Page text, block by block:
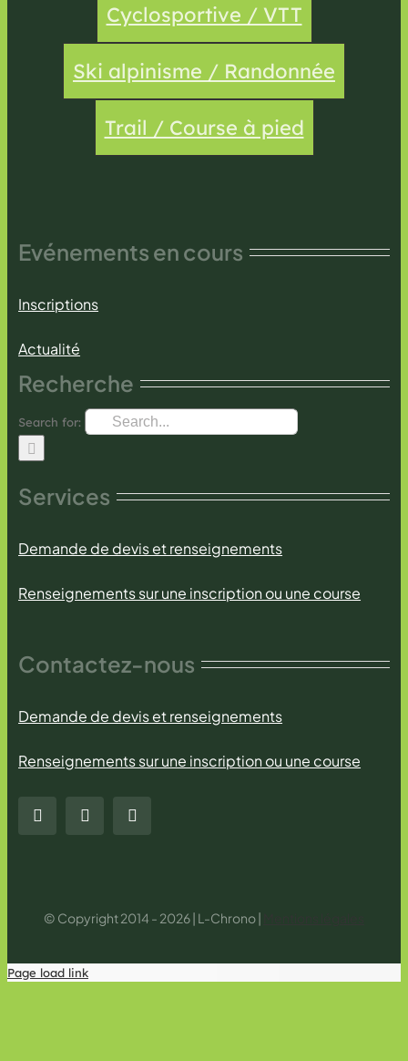
Cyclosportive / VTT
Ski alpinisme / Randonnée
Trail / Course à pied
Evénements en cours
Inscriptions
Actualité
Recherche
Search for:
Services
Demande de devis et renseignements
Renseignements sur une inscription ou une course
Contactez-nous
Demande de devis et renseignements
Renseignements sur une inscription ou une course
© Copyright 2014 - 2026 | L-Chrono |
Page load link